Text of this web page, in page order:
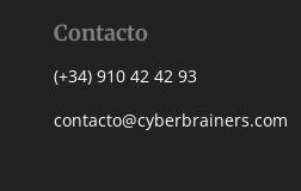
Contacto
(+34) 910 42 42 93
contacto@cyberbrainers.com